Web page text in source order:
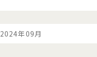
2024年09月